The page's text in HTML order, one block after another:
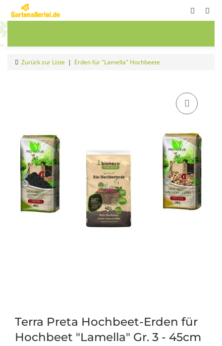
Zurück zur Liste Erden für "Lamella" Hochbeete
Terra Preta Hochbeet-Erden für
Hochbeet "Lamella" Gr. 3 - 45cm